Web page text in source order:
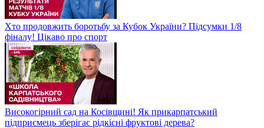
Хто продовжить боротьбу за Кубок України? Підсумки 1/8
фіналу! Цікаво про спорт
Високогірний сад на Косівщині! Як прикарпатський
підприємець зберігає рідкісні фруктові дерева?